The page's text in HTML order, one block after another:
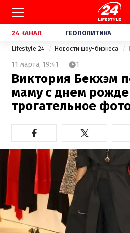
24 КАНАЛ ГЕОПОЛИТИКА
Lifestyle 24 Новости шоу-бизнеса
11 марта, 19:41 1
Виктория Бекхэм
маму с днем
трогательное